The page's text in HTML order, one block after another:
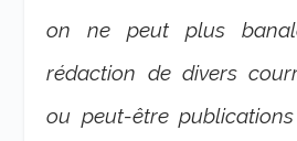
on ne peut plus
rédaction de divers
ou peut-être